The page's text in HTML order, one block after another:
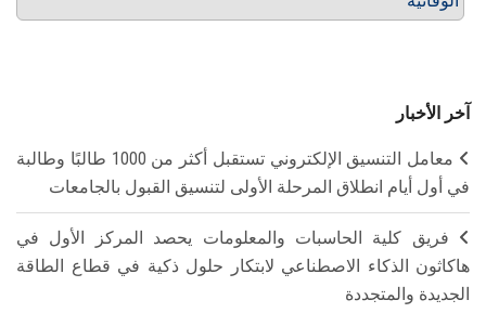
آخر الأخبار
معامل التنسيق الإلكتروني تستقبل أكثر من 1000 طالبًا وطالبة
في أول أيام انطلاق المرحلة الأولى لتنسيق القبول بالجامعات
فريق كلية الحاسبات والمعلومات يحصد المركز الأول في
هاكاثون الذكاء الاصطناعي لابتكار حلول ذكية في قطاع الطاقة
الجديدة والمتجددة